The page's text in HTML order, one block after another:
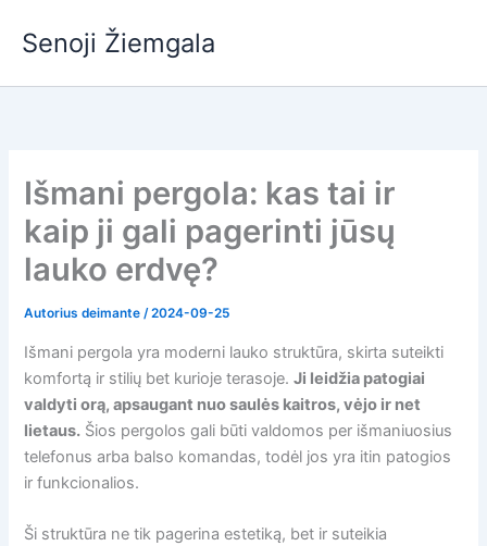
prieSenoji Žiemgala
Išmani pergola: kas tai ir
kaip ji gali pagerinti jūsų
lauko erdvę?
Autorius deimante/2024-09-25
Išmani pergola yra moderni lauko struktūra, skirta suteikti
komfortą ir stilių bet kurioje terasoje.Ji leidžia patogiai
valdyti orą, apsaugant nuo saulės kaitros, vėjo ir net
lietaus. Šios pergolos gali būti valdomos per išmaniuosius
telefonus arba balso komandas, todėl jos yra itin patogios
ir funkcionalios.
Ši struktūra ne tik pagerina estetiką, bet ir suteikia